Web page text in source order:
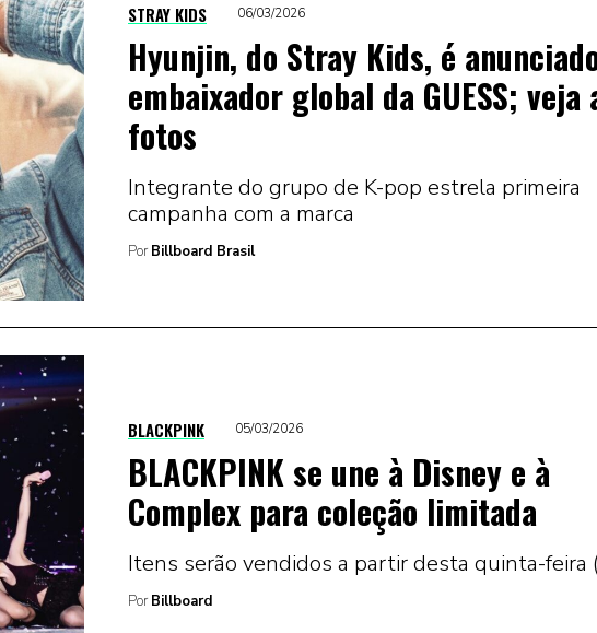
STRAY KIDS 06/03/2026
Hyunjin, do Stray Kids, é
embaixador global da GUESS; veja
fotos
Integrante do grupo de K-pop estrela primeira
campanha com a marca
Por Billboard Brasil
BLACKPINK 05/03/2026
BLACKPINK se une à Disney e à
Complex para coleção limitada
Itens serão vendidos a partir desta quinta-feira
Por Billboard